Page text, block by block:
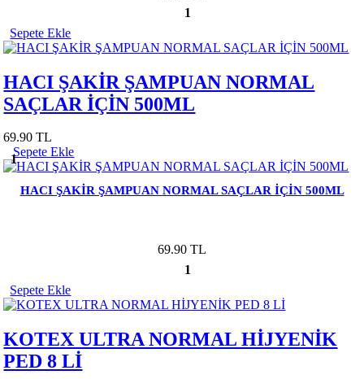
1
Sepete Ekle
HACI ŞAKİR ŞAMPUAN NORMAL
SAÇLAR İÇİN 500ML
69.90 TL
1
Sepete Ekle
HACI ŞAKİR ŞAMPUAN NORMAL SAÇLAR İÇİN 500ML
69.90 TL
1
Sepete Ekle
KOTEX ULTRA NORMAL HİJYENİK
PED 8 Lİ